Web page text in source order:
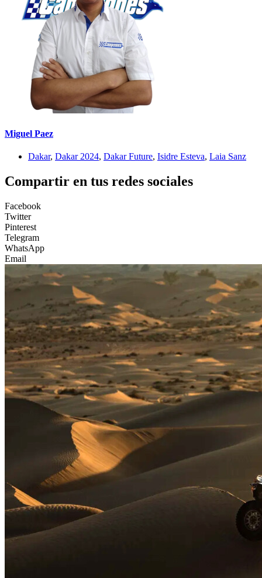
Miguel Paez
Dakar, Dakar 2024, Dakar Future, Isidre Esteva, Laia Sanz
Compartir en tus redes sociales
Facebook
Twitter
Pinterest
Telegram
WhatsApp
Email